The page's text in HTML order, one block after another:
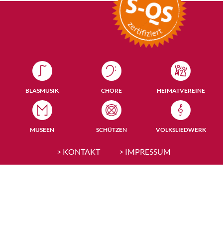
BLASMUSIK CHÖRE HEIMATVEREINE
MUSEEN SCHÜTZEN VOLKSLIEDWERK
> KONTAKT > IMPRESSUM